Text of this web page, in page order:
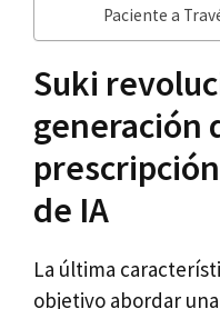
Paciente a
Suki
generación
de IA
La última
objetivo abordar